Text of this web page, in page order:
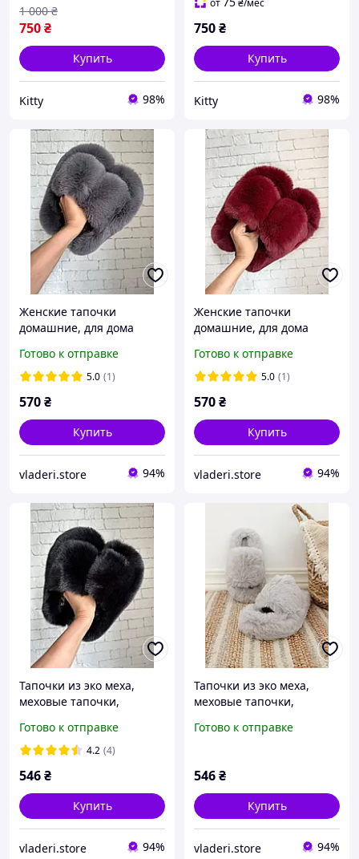
750₴
1 000 ₴
Купить
Kitty 98%
от ₴/мес
750₴
Купить
Kitty 98%
Женские тапочки
домашние, для дома
трендовые тапки, из эко
меха, обувь для дома
Готово к отправке
5.0 (1)
570₴
Купить
vladeri.store 94%
Женские тапочки
домашние, для дома
трендовые тапки, из эко
меха, обувь для дома
Готово к отправке
5.0 (1)
570₴
Купить
vladeri.store 94%
Тапочки из эко меха,
меховые тапочки,
тапочки пухнастые,
комнатные для дома,
Готово к отправке
4.2 (4)
546₴
Купить
vladeri.store 94%
Тапочки из эко меха,
меховые тапочки,
тапочки пухнастые,
Готово к отправке
546₴
Купить
vladeri.store 94%